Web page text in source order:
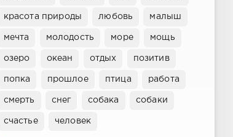
красота природы любовь малыш
мечта молодость море мощь
озеро океан отдых позитив
попка прошлое птица работа
смерть снег собака собаки
счастье человек